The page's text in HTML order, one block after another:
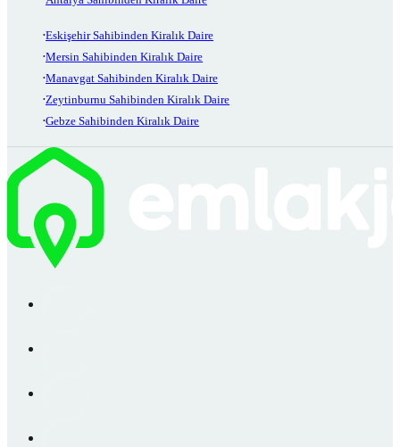
Eskişehir Sahibinden Kiralık Daire
Mersin Sahibinden Kiralık Daire
Manavgat Sahibinden Kiralık Daire
Zeytinburnu Sahibinden Kiralık Daire
Gebze Sahibinden Kiralık Daire